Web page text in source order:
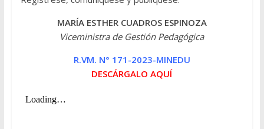
MARÍA ESTHER CUADROS ESPINOZA
Viceministra de Gestión Pedagógica
R.VM. N° 171-2023-MINEDU
DESCÁRGALO AQUÍ